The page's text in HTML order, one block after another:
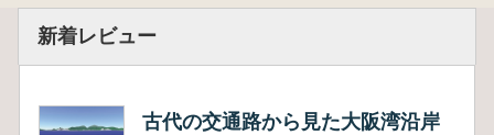
新着レビュー
古代の交通路から見た大阪湾沿岸